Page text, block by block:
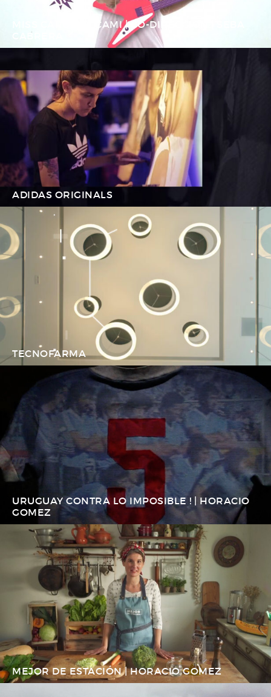
MISS CAROL BY CAMI | CO-DIRECCION | SEBA
CABRERA
ADIDAS ORIGINALS
TECNOFARMA
URUGUAY CONTRA LO IMPOSIBLE ! | HORACIO
GOMEZ
MEJOR DE ESTACIÓN | HORACIO GOMEZ